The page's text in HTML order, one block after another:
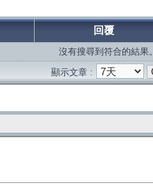
回覆
沒有搜尋到符合的結果。
顯示文章 :